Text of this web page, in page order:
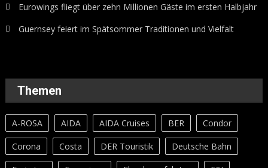
Eurowings fliegt über zehn Millionen Gäste im ersten Halbjahr
Guernsey feiert im Spätsommer Traditionen und Vielfalt
Themen
A-ROSA AIDA AIDA Cruises BER Condor
Corona Costa DER Touristik Deutsche Bahn